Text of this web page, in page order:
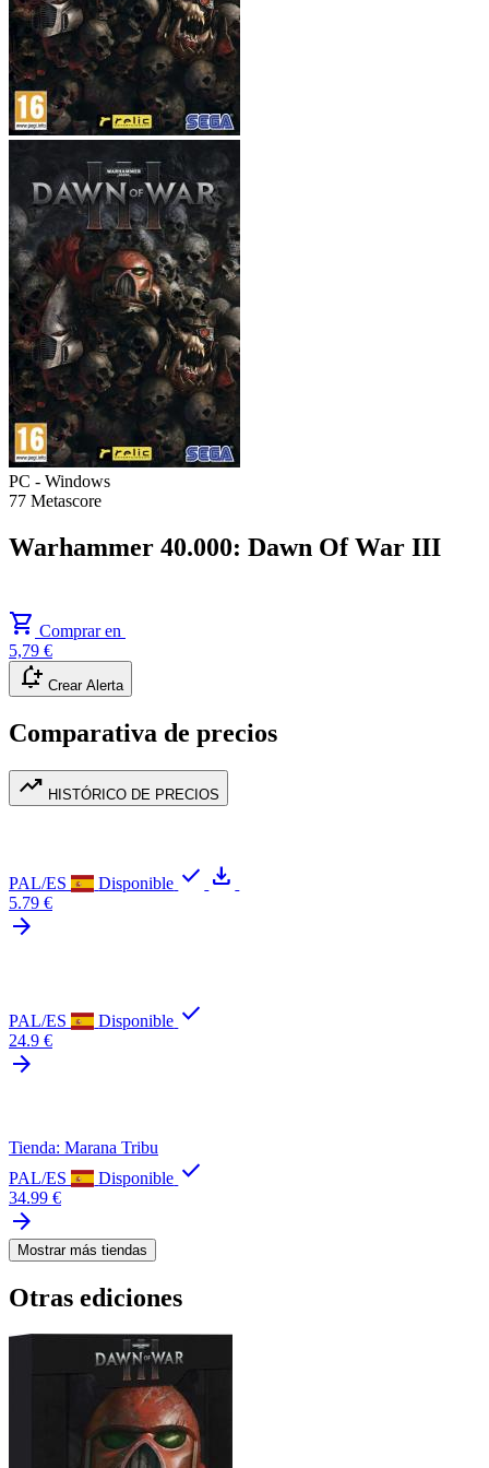
PC - Windows
77 Metascore
Warhammer 40.000: Dawn Of War III
shopping_cart Comprar en
5,79 €
notification_add Crear Alerta
Comparativa de precios
trending_up HISTÓRICO DE PRECIOS
PAL/ES Disponible check download
5.79 €
arrow_forward
PAL/ES Disponible check
24.9 €
arrow_forward
Tienda: Marana Tribu
PAL/ES
Disponible check
34.99 €
arrow_forward
Mostrar más tiendas
Otras ediciones